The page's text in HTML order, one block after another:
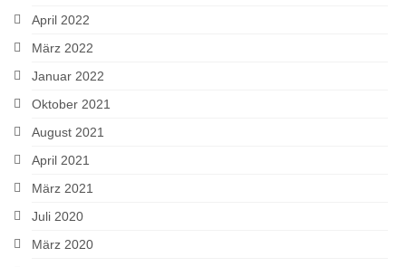
April 2022
März 2022
Januar 2022
Oktober 2021
August 2021
April 2021
März 2021
Juli 2020
März 2020